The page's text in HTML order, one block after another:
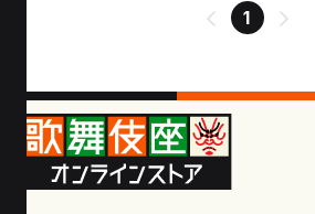
1